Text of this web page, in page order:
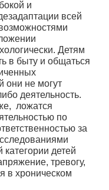
и
всей
Детям
в быту и общаться
они не могут
деятельность.
ложатся
по
за
детей
тревогу,
в хроническом